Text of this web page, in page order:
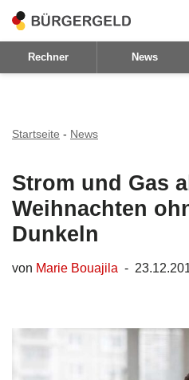
Zum
Inhalt
Rechner News
Startseite - News
Strom und Gas
Weihnachten
Dunkeln
von Marie Bouajila